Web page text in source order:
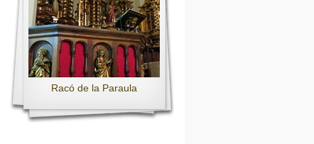
Racó de la Paraula